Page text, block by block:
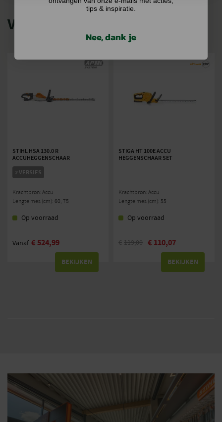
VERGELIJKBARE PRODUCTEN
STIHL HSA 130.0 R
ACCUHEGGENSCHAAR
2 VERSIES
Krachtbron: Accu
Lengte mes (cm): 60, 75
Op voorraad
Vanaf € 524,99
BEKIJKEN
STIGA HT 100E ACCU
HEGGENSCHAAR SET
Krachtbron: Accu
Lengte mes (cm): 55
Op voorraad
€ 119,00 € 110,07
BEKIJKEN
tips & inspiratie.
Nee, dank je